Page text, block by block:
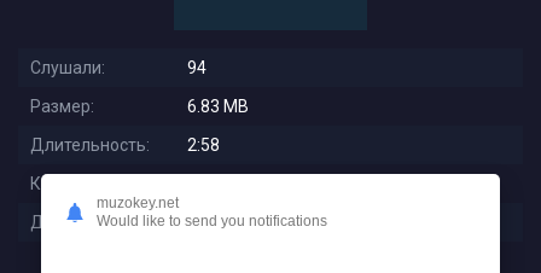
Слушали:
94
Размер:
6.83 MB
Длительность:
2:58
Качество:
Дата релиза:
2025-09-12 00:43:30
muzokey.net
Would like to send you notifications